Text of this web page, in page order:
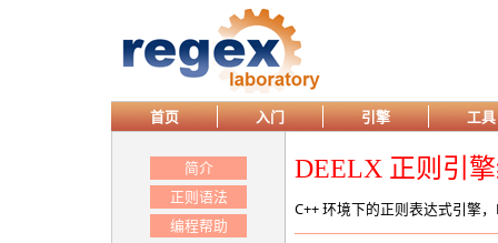
首页 入门 引擎 工具
简介
正则语法
编程帮助
DEELX 正则引
C++ 环境下的正则表达式引擎